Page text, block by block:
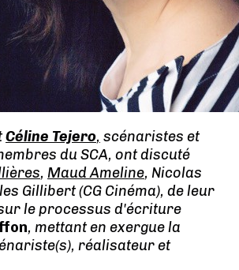
Céline Tejero, scénaristes et
du SCA, ont discuté
, Maud Ameline, Nicolas
Gillibert (CG Cinéma), de leur
le processus d'écriture
, mettant en exergue la
réalisateur et